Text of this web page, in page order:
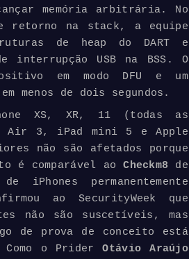
memória arbitrária. No
retorno na stack, a equipe
de heap do DART e
interrupção USB na BSS. O
em modo DFU e um
menos de dois segundos.
XS, XR, 11 (todas as
Air 3, iPad mini 5 e Apple
não são afetados porque
é comparável ao Checkm8 de
iPhones permanentemente
ao SecurityWeek que
não são suscetíveis, mas
de prova de conceito está
o Prider Otávio Araújo